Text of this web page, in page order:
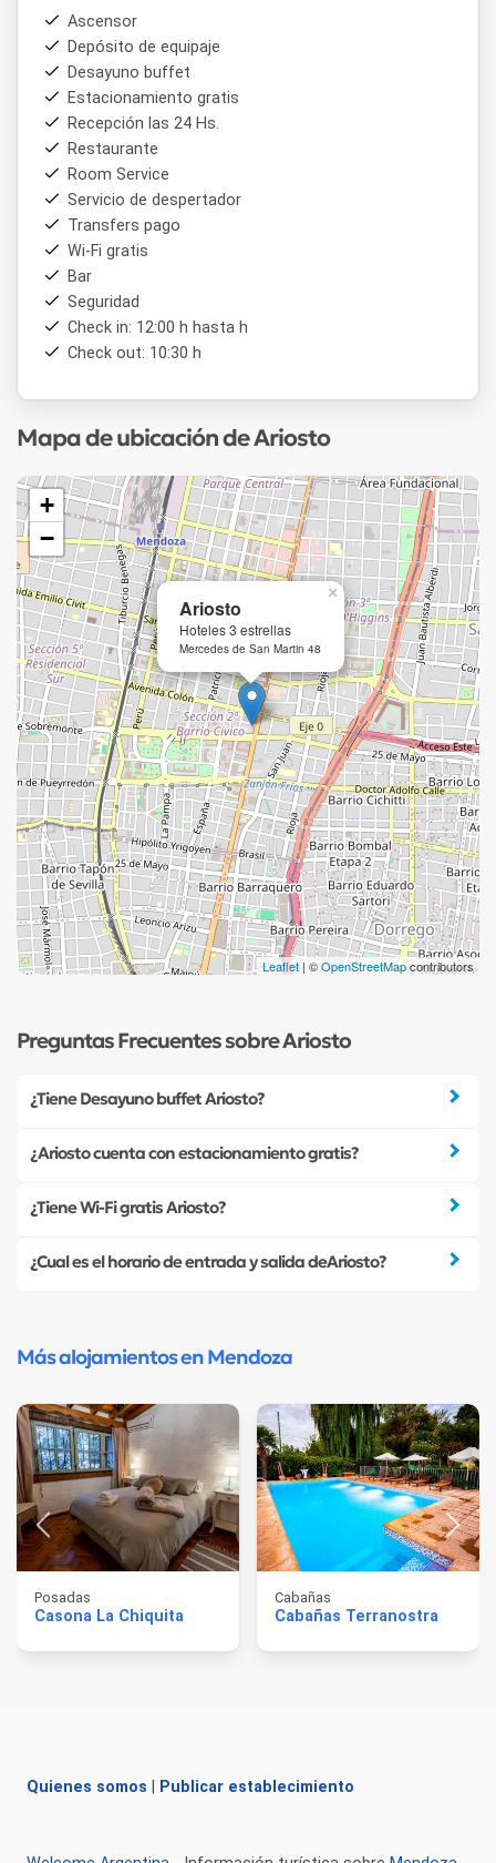
servicios de restaurante con menúes turísticos para
pasajeros individuales y grupos.
Ascensor
Depósito de equipaje
Desayuno buffet
Estacionamiento gratis
Recepción las 24 Hs.
Restaurante
Room Service
Servicio de despertador
Transfers pago
Wi-Fi gratis
Bar
Seguridad
Check in: 12:00 h hasta h
Check out: 10:30 h
Mapa de ubicación de Ariosto
Ariosto
Hoteles 3 estrellas
Mercedes de San Martin 48
×
+
−
Leaflet | ©OpenStreetMapcontributors
Preguntas Frecuentes sobre Ariosto
¿Tiene Desayuno buffet Ariosto?
¿Ariosto cuenta con estacionamiento gratis?
¿Tiene Wi-Fi gratis Ariosto?
¿Cual es el horario de entrada y salida deAriosto?
Más alojamientos en Mendoza
Posadas
Casona La Chiquita
Cabañas
Cabañas Terranostra
Quienes somos Publicar establecimiento